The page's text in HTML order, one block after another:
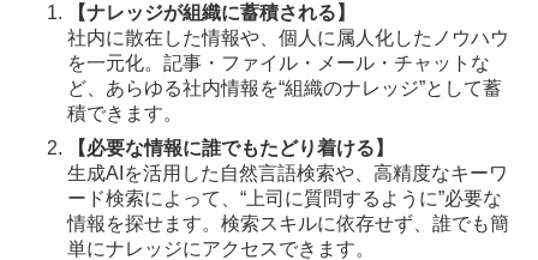
【ナレッジが組織に蓄積される】
社内に散在した情報や、個人に属人化したノウハウ
を一元化。記事・ファイル・メール・チャットな
ど、あらゆる社内情報を“組織のナレッジ”として蓄
積できます。
【必要な情報に誰でもたどり着ける】
生成AIを活用した自然言語検索や、高精度なキーワ
ード検索によって、“上司に質問するように”必要な
情報を探せます。検索スキルに依存せず、誰でも簡
単にナレッジにアクセスできます。